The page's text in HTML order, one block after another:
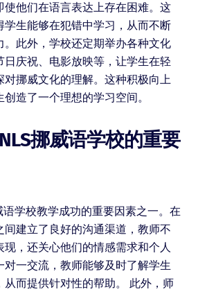
使他们在语言表达上存在困难。这
学生能够在犯错中学习，从而不断
。此外，学校还定期举办各种文化
日庆祝、电影放映等，让学生在轻
对挪威文化的理解。这种积极向上
造了一个理想的学习空间。
挪威语学校的重要
学校教学成功的重要因素之一。在
间建立了良好的沟通渠道，教师不
，还关心他们的情感需求和个人
对一交流，教师能够及时了解学生
从而提供针对性的帮助。 此外，师